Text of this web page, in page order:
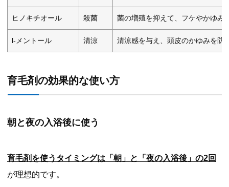
ヒノキチオール 殺菌 菌の増殖を抑えて、フケやかゆみ
l-メントール 清涼 清涼感を与え、頭皮のかゆみを防
育毛剤の効果的な使い方
朝と夜の入浴後に使う
育毛剤を使うタイミングは「朝」と「夜の入浴後」の2回
が理想的です。